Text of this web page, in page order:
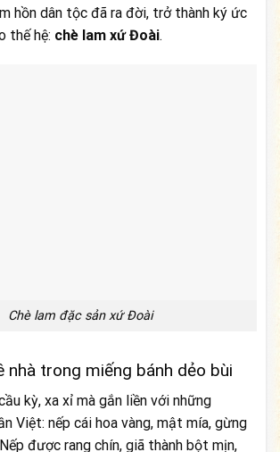
hồn dân tộc đã ra đời, trở thành ký ức
thế hệ: chè lam xứ Đoài.
Chè lam đặc sản xứ Đoài
nhà trong miếng bánh dẻo bùi
kỳ, xa xỉ mà gắn liền với những
Việt: nếp cái hoa vàng, mật mía, gừng
được rang chín, giã thành bột mịn,